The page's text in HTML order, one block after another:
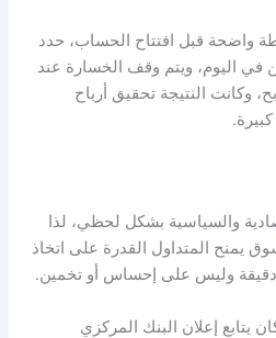
واضحة قبل افتتاح الحساب، حدد
في اليوم، ويتم وقف الخسارة عند
الصفقة عند 2% ربح، وكانت النتيجة تحقيق أرباح
والسياسية بشكل لحظي، لذا
يمنح المتداول القدرة على اتخاذ
وليس على إحساس أو تخمين.
إعلان البنك المركزي